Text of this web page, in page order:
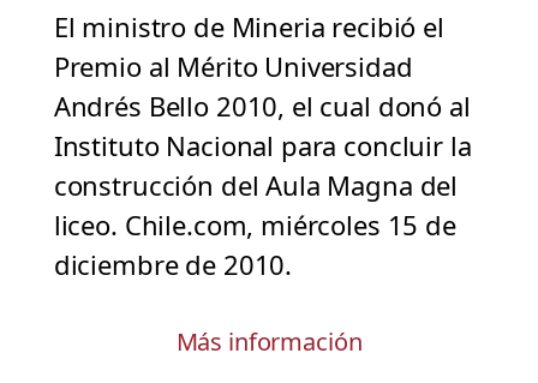
El ministro de Mineria recibió el
Premio al Mérito Universidad
Andrés Bello 2010, el cual donó al
Instituto Nacional para concluir la
construcción del Aula Magna del
liceo. Chile.com, miércoles 15 de
diciembre de 2010.
Más información